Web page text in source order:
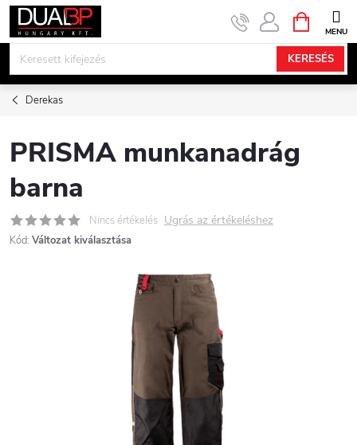
Ugrás
KERESÉS
KOSÁR
Derekas
PRISMA munkanadrág
barna
Nincs értékelés Ugrás az értékeléshez
Kód: Változat kiválasztása